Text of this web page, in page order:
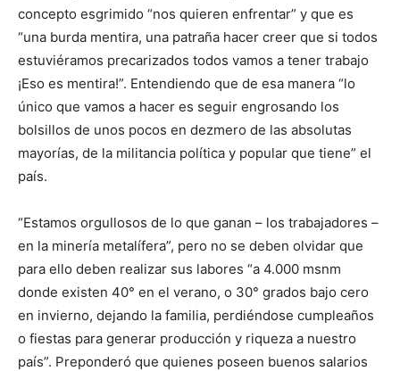
concepto esgrimido “nos quieren enfrentar” y que es
“una burda mentira, una patraña hacer creer que si todos
estuviéramos precarizados todos vamos a tener trabajo
¡Eso es mentira!”. Entendiendo que de esa manera “lo
único que vamos a hacer es seguir engrosando los
bolsillos de unos pocos en dezmero de las absolutas
mayorías, de la militancia política y popular que tiene” el
país.
“Estamos orgullosos de lo que ganan – los trabajadores –
en la minería metalífera”, pero no se deben olvidar que
para ello deben realizar sus labores “a 4.000 msnm
donde existen 40° en el verano, o 30° grados bajo cero
en invierno, dejando la familia, perdiéndose cumpleaños
o fiestas para generar producción y riqueza a nuestro
país”. Preponderó que quienes poseen buenos salarios